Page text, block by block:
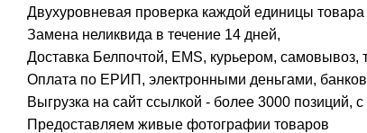
Двухуровневая проверка каждой единицы товара
Замена неликвида в течение 14 дней,
Доставка Белпочтой, EMS, курьером, самовывоз,
Оплата по ЕРИП, электронными деньгами,
Выгрузка на сайт ссылкой - более 3000 позиций,
Предоставляем живые фотографии товаров